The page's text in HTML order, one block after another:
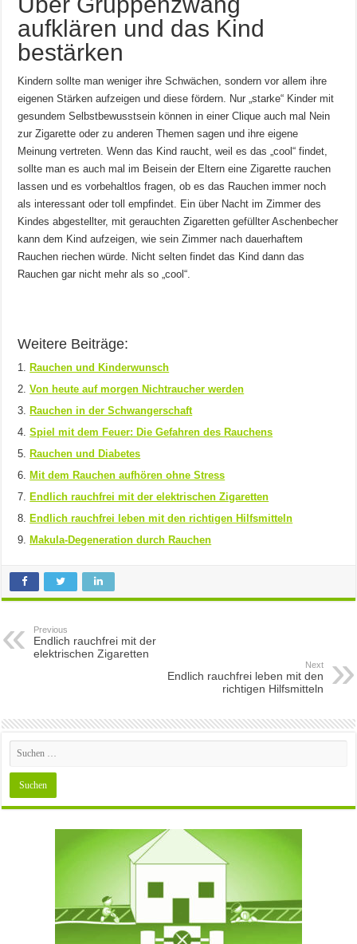
aufklären und das Kind
bestärken
Kindern sollte man weniger ihre Schwächen, sondern vor allem ihre
eigenen Stärken aufzeigen und diese fördern. Nur „starke“ Kinder mit
gesundem Selbstbewusstsein können in einer Clique auch mal Nein
zur Zigarette oder zu anderen Themen sagen und ihre eigene
Meinung vertreten. Wenn das Kind raucht, weil es das „cool“ findet,
sollte man es auch mal im Beisein der Eltern eine Zigarette rauchen
lassen und es vorbehaltlos fragen, ob es das Rauchen immer noch
als interessant oder toll empfindet. Ein über Nacht im Zimmer des
Kindes abgestellter, mit gerauchten Zigaretten gefüllter Aschenbecher
kann dem Kind aufzeigen, wie sein Zimmer nach dauerhaftem
Rauchen riechen würde. Nicht selten findet das Kind dann das
Rauchen gar nicht mehr als so „cool“.
Weitere Beiträge:
Rauchen und Kinderwunsch
Von heute auf morgen Nichtraucher werden
Rauchen in der Schwangerschaft
Spiel mit dem Feuer: Die Gefahren des Rauchens
Rauchen und Diabetes
Mit dem Rauchen aufhören ohne Stress
Endlich rauchfrei mit der elektrischen Zigaretten
Endlich rauchfrei leben mit den richtigen Hilfsmitteln
Makula-Degeneration durch Rauchen
Previous
Endlich rauchfrei mit der
elektrischen Zigaretten
Next
Endlich rauchfrei leben mit den
richtigen Hilfsmitteln